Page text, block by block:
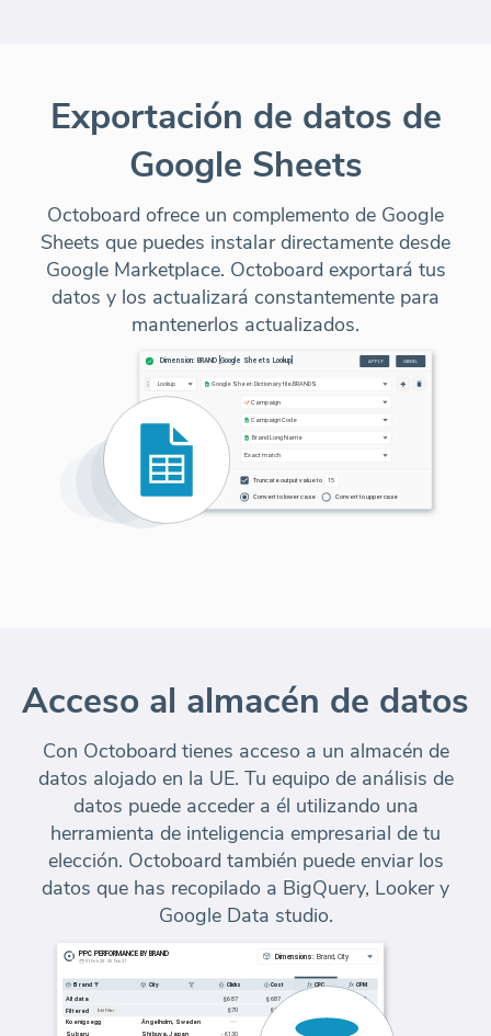
Exportación de datos de
Google Sheets
Octoboard ofrece un complemento de Google
Sheets que puedes instalar directamente desde
Google Marketplace. Octoboard exportará tus
datos y los actualizará constantemente para
mantenerlos actualizados.
Acceso al almacén de datos
Con Octoboard tienes acceso a un almacén de
datos alojado en la UE. Tu equipo de análisis de
datos puede acceder a él utilizando una
herramienta de inteligencia empresarial de tu
elección. Octoboard también puede enviar los
datos que has recopilado a BigQuery, Looker y
Google Data studio.